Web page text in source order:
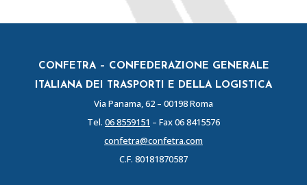
CONFETRA – CONFEDERAZIONE GENERALE
ITALIANA DEI TRASPORTI E DELLA LOGISTICA
Via Panama, 62 – 00198 Roma
Tel. 06 8559151 – Fax 06 8415576
confetra@confetra.com
C.F. 80181870587